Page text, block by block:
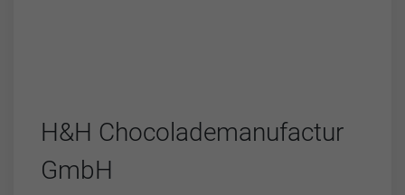
H&H Chocolademanufactur
GmbH